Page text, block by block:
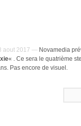
aout 2017 — Novamedia
« . Ce sera le quatrième
Pas encore de visuel.